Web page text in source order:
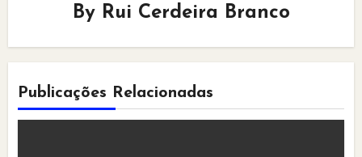
By Rui Cerdeira Branco
Publicações Relacionadas